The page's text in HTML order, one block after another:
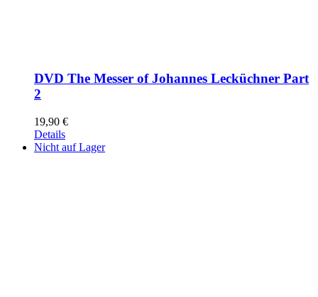
DVD The Messer of Johannes Lecküchner Part
2
19,90 €
Details
Nicht auf Lager